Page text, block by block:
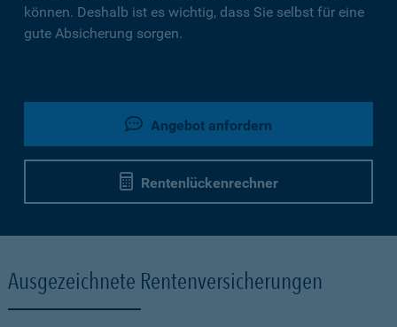
können. Deshalb ist es wichtig, dass Sie selbst für eine
gute Absicherung sorgen.
Angebot anfordern
Rentenlückenrechner
Ausgezeichnete Rentenversicherungen